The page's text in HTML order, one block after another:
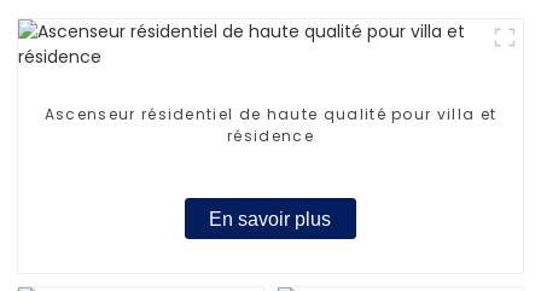
Ascenseur résidentiel de haute qualité pour villa et
résidence
En savoir plus